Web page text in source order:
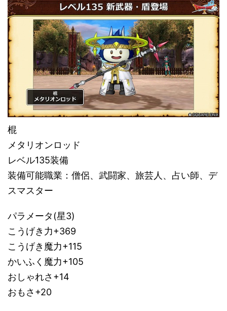
棍
メタリオンロッド
レベル135装備
装備可能職業：僧侶、武闘家、旅芸人、占い師、デ
スマスター
パラメータ(星3)
こうげき力+369
こうげき魔力+115
かいふく魔力+105
おしゃれさ+14
おもさ+20